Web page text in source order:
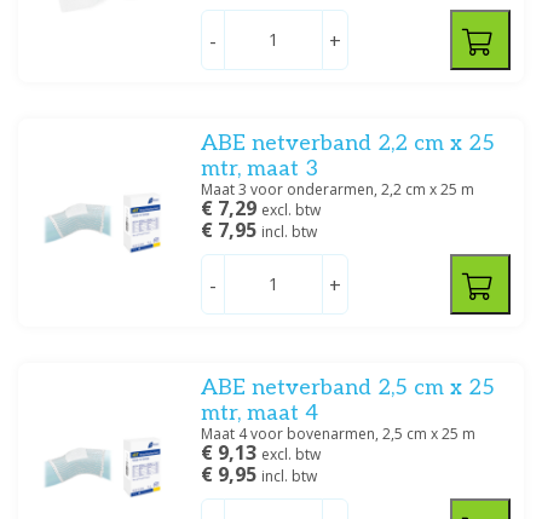
- +
ABE netverband 2,2 cm x 25
mtr, maat 3
Maat 3 voor onderarmen, 2,2 cm x 25 m
€ 7,29 excl. btw
€ 7,95 incl. btw
- +
ABE netverband 2,5 cm x 25
mtr, maat 4
Maat 4 voor bovenarmen, 2,5 cm x 25 m
€ 9,13 excl. btw
€ 9,95 incl. btw